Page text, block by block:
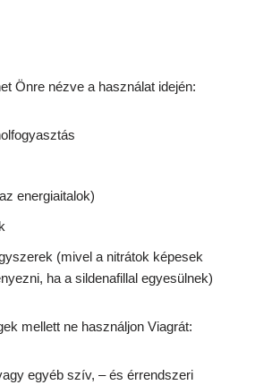
Önre nézve a használat idején:
energiaitalok)
(mivel a nitrátok képesek
ha a sildenafillal egyesülnek)
mellett ne használjon Viagrát:
egyéb szív, – és érrendszeri